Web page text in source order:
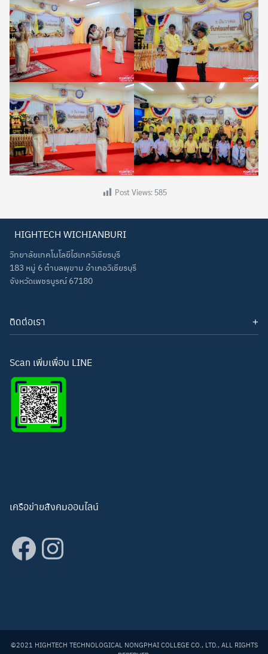
Post Views: 585
HIGHTECH WICHIANBURI
วิทยาลัยเทคโนโลยีไฮเทควิเชียรบุรี
183 หมู่ 6 ตำบลพุขาม อำเภอวิเชียรบุรี
จังหวัดเพชรบูรณ์ 67180
ติดต่อเรา
โทรศัพท์: 093-3277343
อีเมล: hightechwichian@gmail.com
Scan เพิ่มเพื่อน LINE
เครือข่ายสังคมออนไลน์
Facebook
Instagram
©2021 HIGHTECH TECHNOLOGICAL NONGPHAI COLLEGE CO., LTD., ALL RIGHTS